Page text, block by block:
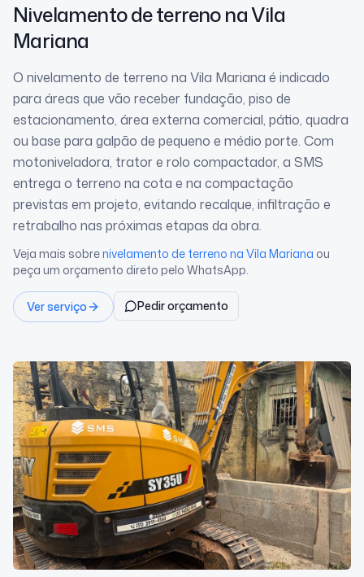
Nivelamento de terrenona Vila
Mariana
O nivelamento de terreno na Vila Mariana é indicado
para áreas que vão receber fundação, piso de
estacionamento, área externa comercial, pátio, quadra
ou base para galpão de pequeno e médio porte. Com
motoniveladora, trator e rolo compactador, a SMS
entrega o terreno na cota e na compactação
previstas em projeto, evitando recalque, infiltração e
retrabalho nas próximas etapas da obra.
Veja mais sobrenivelamento de terreno na Vila Mariana ou
peça um orçamento direto pelo WhatsApp.
Ver serviço Pedir orçamento